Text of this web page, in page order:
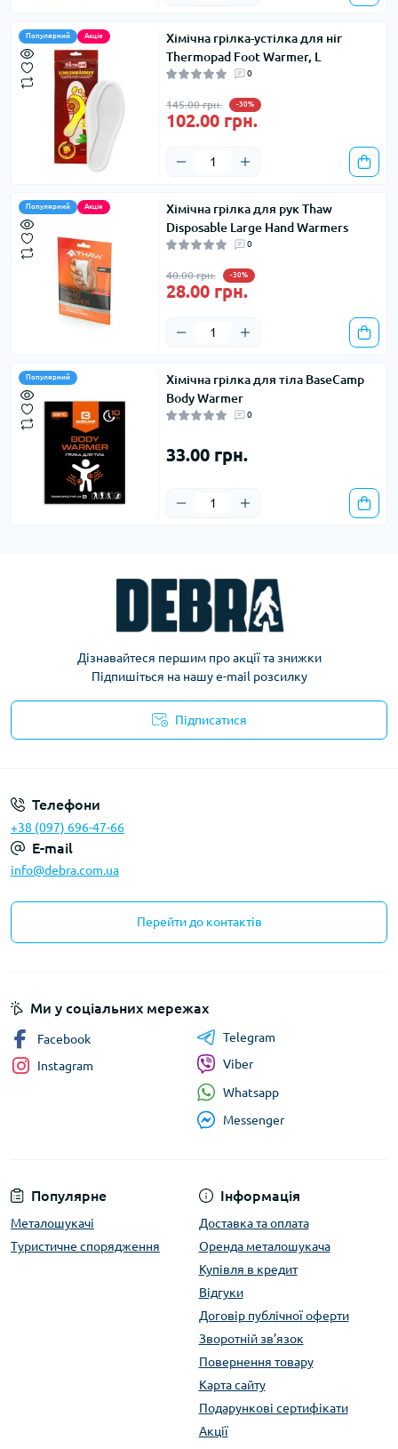
Популярний Акція
Хімічна грілка-устілка для ніг
Thermopad Foot Warmer, L
0
145.00 грн. -30%
102.00 грн.
Популярний Акція
Хімічна грілка для рук Thaw
Disposable Large Hand Warmers
0
40.00 грн. -30%
28.00 грн.
Популярний
Хімічна грілка для тіла BaseCamp
Body Warmer
0
33.00 грн.
Дізнавайтеся першим про акції та знижки
Підпишіться на нашу e-mail розсилку
Підписатися
Телефони
+38 (097) 696-47-66
E-mail
info@debra.com.ua
Перейти до контактів
Популярне
Металошукачі
Туристичне спорядження
Інформація
Доставка та оплата
Оренда металошукача
Купівля в кредит
Відгуки
Договір публічної оферти
Зворотній зв’язок
Повернення товару
Карта сайту
Подарункові сертифікати
Акції
Ми у соціальних мережах
Facebook
Instagram
Telegram
Viber
Whatsapp
Messenger